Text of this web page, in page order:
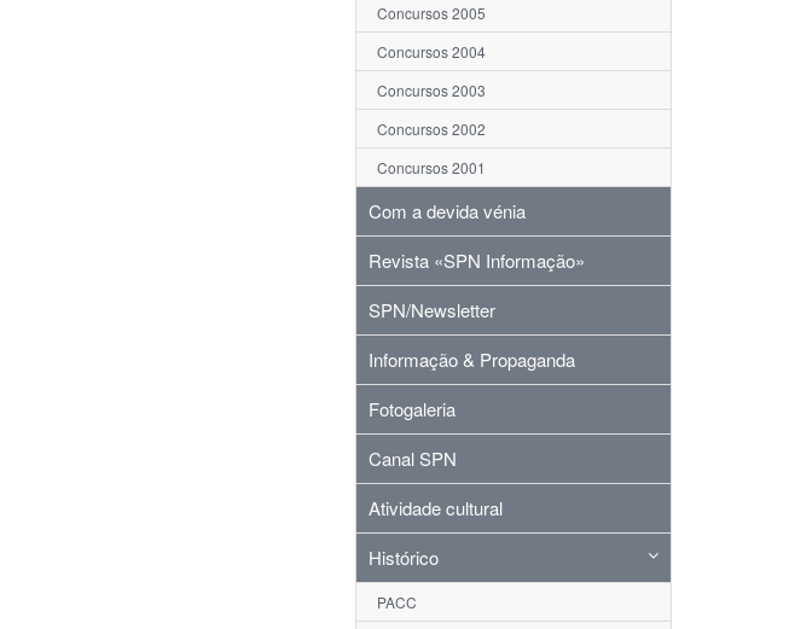
Concursos 2005
Concursos 2004
Concursos 2003
Concursos 2002
Concursos 2001
Com a devida vénia
Revista «SPN Informação»
SPN/Newsletter
Informação & Propaganda
Fotogaleria
Canal SPN
Atividade cultural
Histórico
PACC